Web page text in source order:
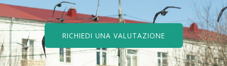
RICHIEDI UNA VALUTAZIONE